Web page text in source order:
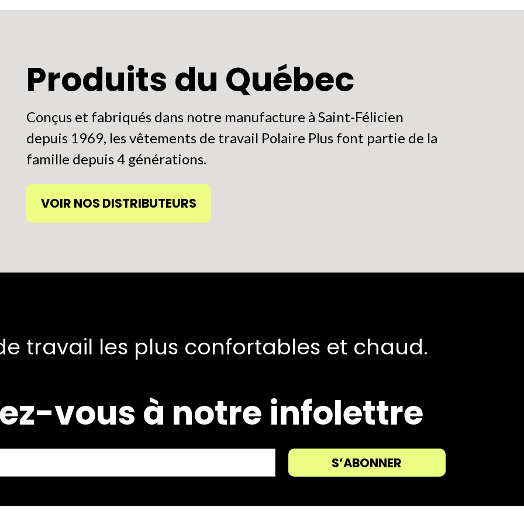
Produits du Québec
Conçus et fabriqués dans notre manufacture à Saint-Félicien
depuis 1969, les vêtements de travail Polaire Plus font partie de la
famille depuis 4 générations.
VOIR NOS DISTRIBUTEURS
travail les plus confortables et chaud.
vous à notre infolettre